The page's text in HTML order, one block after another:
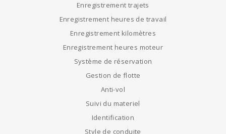
Enregistrement trajets
Enregistrement heures de travail
Enregistrement kilomètres
Enregistrement heures moteur
Système de réservation
Gestion de flotte
Anti-vol
Suivi du materiel
Identification
Style de conduite